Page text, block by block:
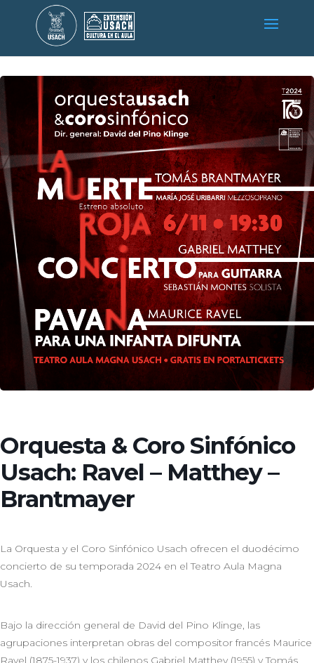
Orquesta & Coro Sinfónico
Usach: Ravel – Matthey –
Brantmayer
La Orquesta y el Coro Sinfónico Usach ofrecen el duodécimo
concierto de su temporada 2024 en el Teatro Aula Magna
Usach.
Bajo la dirección general de David del Pino Klinge, las
agrupaciones interpretan obras del compositor francés Maurice
Ravel (1875-1937) y los chilenos Gabriel Matthey (1955) y Tomás